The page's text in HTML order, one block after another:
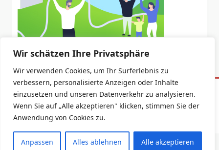
Wir schätzen Ihre Privatsphäre
Wir verwenden Cookies, um Ihr Surferlebnis zu
verbessern, personalisierte Anzeigen oder Inhalte
einzusetzen und unseren Datenverkehr zu analysieren.
Wenn Sie auf „Alle akzeptieren" klicken, stimmen Sie der
Anwendung von Cookies zu.
Anpassen Alles ablehnen Alle akzeptieren
Datenschutzerklärung Impressum
Copyright © 2026 -Yuki Blogger Theme